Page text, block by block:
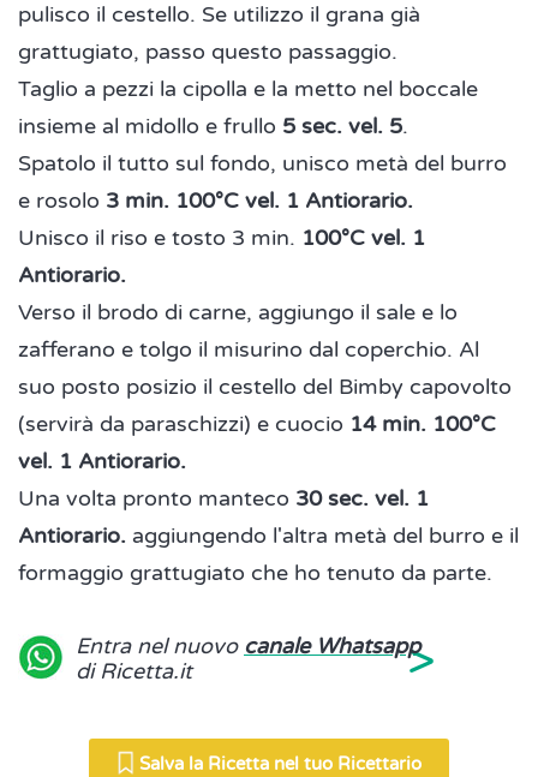
pulisco il cestello. Se utilizzo il grana già
grattugiato, passo questo passaggio.
Taglio a pezzi la cipolla e la metto nel boccale
insieme al midollo e frullo 5 sec. vel. 5.
Spatolo il tutto sul fondo, unisco metà del burro
e rosolo 3 min. 100°C vel. 1 Antiorario.
Unisco il riso e tosto 3 min. 100°C vel. 1
Antiorario.
Verso il brodo di carne, aggiungo il sale e lo
zafferano e tolgo il misurino dal coperchio. Al
suo posto posizio il cestello del Bimby capovolto
(servirà da paraschizzi) e cuocio 14 min. 100°C
vel. 1 Antiorario.
Una volta pronto manteco 30 sec. vel. 1
Antiorario. aggiungendo l'altra metà del burro e il
formaggio grattugiato che ho tenuto da parte.
Entra nel nuovo canale Whatsapp
di Ricetta.it
>
Salva la Ricetta nel tuo Ricettario